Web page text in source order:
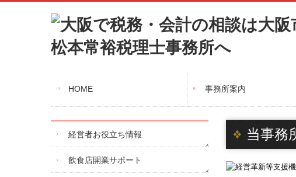
HOME 事務所案内
経営者お役立ち情報
飲食店開業サポート
当事務